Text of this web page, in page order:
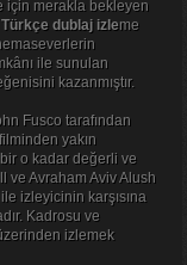
için merakla bekleyen
dublaj izleme
ile sunulan
kazanmıştır.
Fusco tarafından
yakın
bir o kadar değerli ve
ve Avraham Aviv Alush
izleyicinin karşısına
Kadrosu ve
izlemek